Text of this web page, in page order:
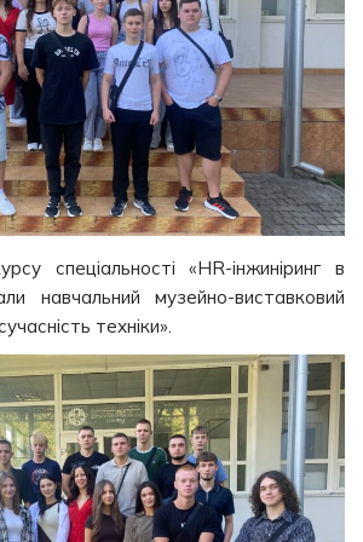
спеціальності «HR-інжиніринг в
навчальний музейно-виставковий
техніки».